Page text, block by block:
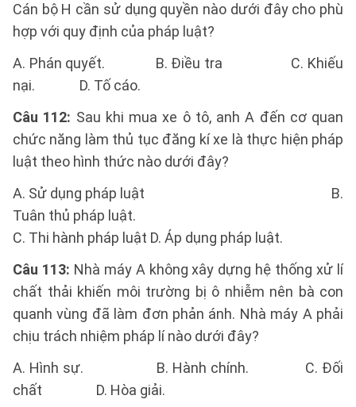
Cán bộ H cần sử dụng quyền nào dưới đây cho phù
hợp với quy định của pháp luật?
A. Phán quyết. B. Điều tra C. Khiếu
nại. D. Tố cáo.
Câu 112: Sau khi mua xe ô tô, anh A đến cơ quan
chức năng làm thủ tục đăng kí xe là thực hiện pháp
luật theo hình thức nào dưới đây?
A. Sử dụng pháp luật B.
Tuân thủ pháp luật.
C. Thi hành pháp luật D. Áp dụng pháp luật.
Câu 113: Nhà máy A không xây dựng hệ thống xử lí
chất thải khiến môi trường bị ô nhiễm nên bà con
quanh vùng đã làm đơn phản ánh. Nhà máy A phải
chịu trách nhiệm pháp lí nào dưới đây?
A. Hình sự. B. Hành chính. C. Đối
chất D. Hòa giải.